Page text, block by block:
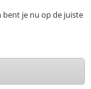
bent je nu op de juiste